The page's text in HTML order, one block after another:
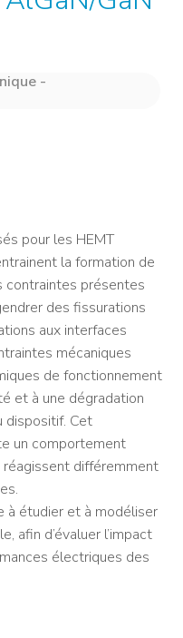
-
pour les HEMT
la formation de
contraintes présentes
des fissurations
aux interfaces
mécaniques
de fonctionnement
et à une dégradation
dispositif. Cet
un comportement
différemment
à étudier et à modéliser
afin d’évaluer l’impact
électriques des